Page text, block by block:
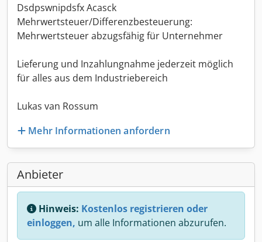
Dsdpswnipdsfx Acasck
Mehrwertsteuer/Differenzbesteuerung:
Mehrwertsteuer abzugsfähig für Unternehmer
Lieferung und Inzahlungnahme jederzeit möglich
für alles aus dem Industriebereich
Lukas van Rossum
Mehr Informationen anfordern
Anbieter
Hinweis: Kostenlos registrieren oder
einloggen, um alle Informationen abzurufen.